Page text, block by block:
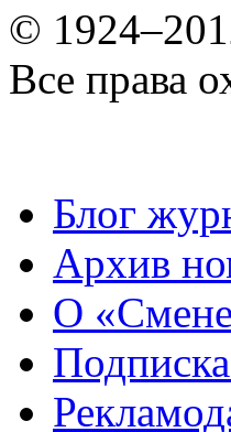
©
Все права
Блог
Архив
О